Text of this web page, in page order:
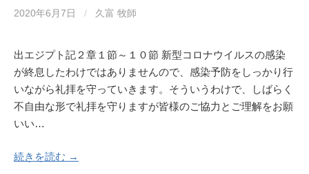
2020年6月7日 / 久富 牧師
出エジプト記２章１節～１０節 新型コロナウイルスの感染
が終息したわけではありませんので、感染予防をしっかり行
いながら礼拝を守っていきます。そういうわけで、しばらく
不自由な形で礼拝を守りますが皆様のご協力とご理解をお願
いい…
続きを読む →